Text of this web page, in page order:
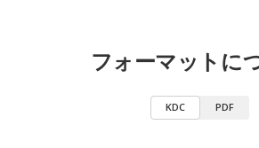
フォーマットに
KDC PDF